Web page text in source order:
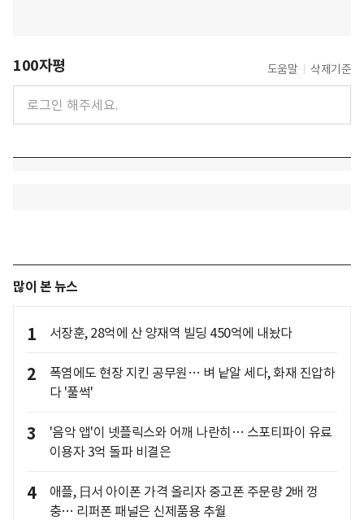
100자평 도움말 삭제기준
많이 본 뉴스
1 서장훈, 28억에 산 양재역 빌딩 450억에 내놨다
2
폭염에도 현장 지킨 공무원… 벼 낱알 세다, 화재 진압하
다 '풀썩'
3
'음악 앱'이 넷플릭스와 어깨 나란히… 스포티파이 유료
이용자 3억 돌파 비결은
4
애플, 日서 아이폰 가격 올리자 중고폰 주문량 2배 껑
충… 리퍼폰 패널은 신제품용 추월